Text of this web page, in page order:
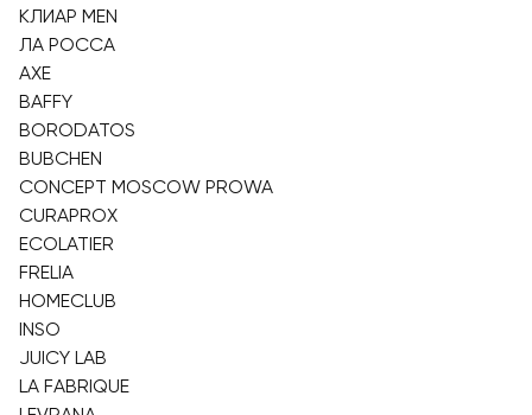
КЛИАР MEN
ЛА РОССА
AXE
BAFFY
BORODATOS
BUBCHEN
CONCEPT MOSCOW PROWA
CURAPROX
ECOLATIER
FRELIA
HOMECLUB
INSO
JUICY LAB
LA FABRIQUE